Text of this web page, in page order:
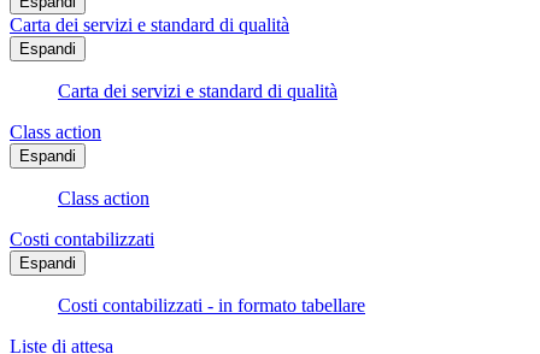
Carta dei servizi e standard di qualità
Espandi
Carta dei servizi e standard di qualità
Class action
Espandi
Class action
Costi contabilizzati
Espandi
Costi contabilizzati - in formato tabellare
Liste di attesa